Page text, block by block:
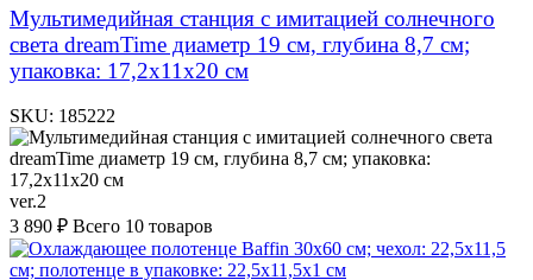
Мультимедийная станция с имитацией солнечного
света dreamTime диаметр 19 см, глубина 8,7 см;
упаковка: 17,2x11x20 см
SKU: 185222
ver.2
3 890 ₽ Всего 10 товаров